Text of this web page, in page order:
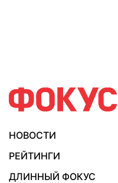
НОВОСТИ
РЕЙТИНГИ
ДЛИННЫЙ ФОКУС